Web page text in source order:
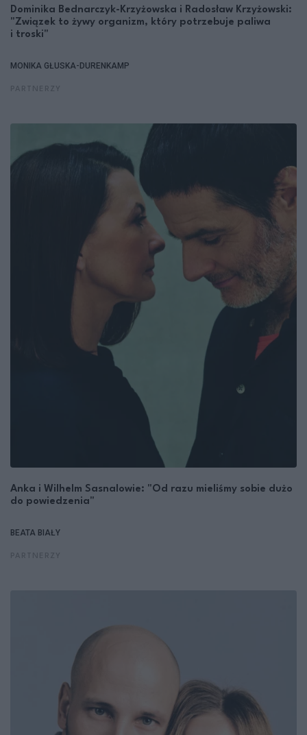
Dominika Bednarczyk-Krzyżowska i Radosław Krzyżowski:
"Związek to żywy organizm, który potrzebuje paliwa
i troski"
MONIKA GŁUSKA-DURENKAMP
Anka i Wilhelm Sasnalowie: "Od razu mieliśmy sobie dużo
do powiedzenia"
BEATA BIAŁY